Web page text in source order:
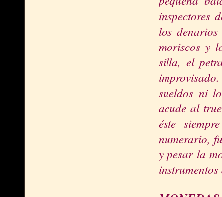
inspectores
los
moriscos y
silla, el
sueldos ni
acude al
éste
numerario,
y pesar la